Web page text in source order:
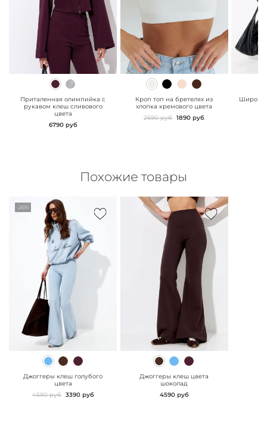
" class="js-prevent-
Приталенная олимпийка с
рукавом клеш сливового
цвета
6790 руб
" class="js-prevent-
images">
Кроп топ на бретелях из
хлопка кремового цвета
2690 руб 1890 руб
Похожие товары
-26%
" class="js-prevent-
images">
Джоггеры клеш голубого
цвета
4590 руб 3390 руб
" class="js-prevent-
images">
Джоггеры клеш цвета
шоколад
4590 руб